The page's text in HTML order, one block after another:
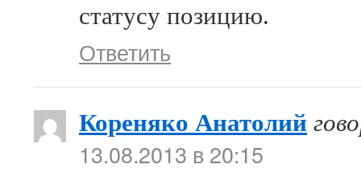
статусу позицию.
Ответить
Кореняко Анатолий
13.08.2013 в 20:15